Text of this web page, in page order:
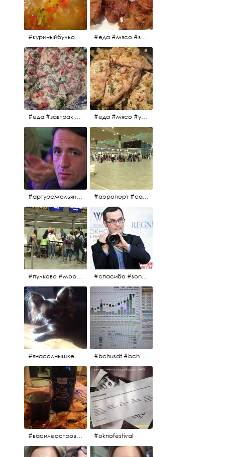
#куриныйбульон #лавровыйлист #помидоры #картофель #чеснок #лук #морковь #приправы #перецдушистый #курица #ужин #еда #сольповкусу #жёлтыйкарри #имбирь #кориандр #кокос #лимонныйсок #оливковоемасло #кумин #кайенскийперец #еда #мясо #завтрак #источниквдохновения #люблюготовить
#еда #завтрак #витамины #помидоры #укроп #огурцы #сметана #салат #еда #мясо #утро #завтрак #едакакисточниквдохновения
#артурсмольянинов @melnikovadsh #artursmolyaninov #аэропорт #санктпетербург #пулково #мореморе #моремолнцепесок #дваночи
#пулково #море #песок #лето #морепесоксолнце #дваночи #спасибо #sony #nikon #oknofestivsl @alex_kurov #aplgallery
#янасолнышкележу #янасолнышкогляжу #чихуахуа #bchusdt #bch #usdt #sell #buy #exchange #markets #bitcoincash #cryptocurrency #pump
#василеостровское #синяяборода #пиво #пивовобла #вобла #рыба #oknofestival